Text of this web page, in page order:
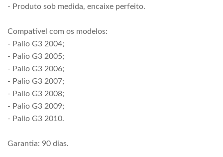
- Produto sob medida, encaixe perfeito.
Compatível com os modelos:
- Palio G3 2004;
- Palio G3 2005;
- Palio G3 2006;
- Palio G3 2007;
- Palio G3 2008;
- Palio G3 2009;
- Palio G3 2010.
Garantia: 90 dias.